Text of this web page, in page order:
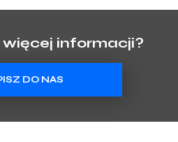
więcej informacji?
DO NAS